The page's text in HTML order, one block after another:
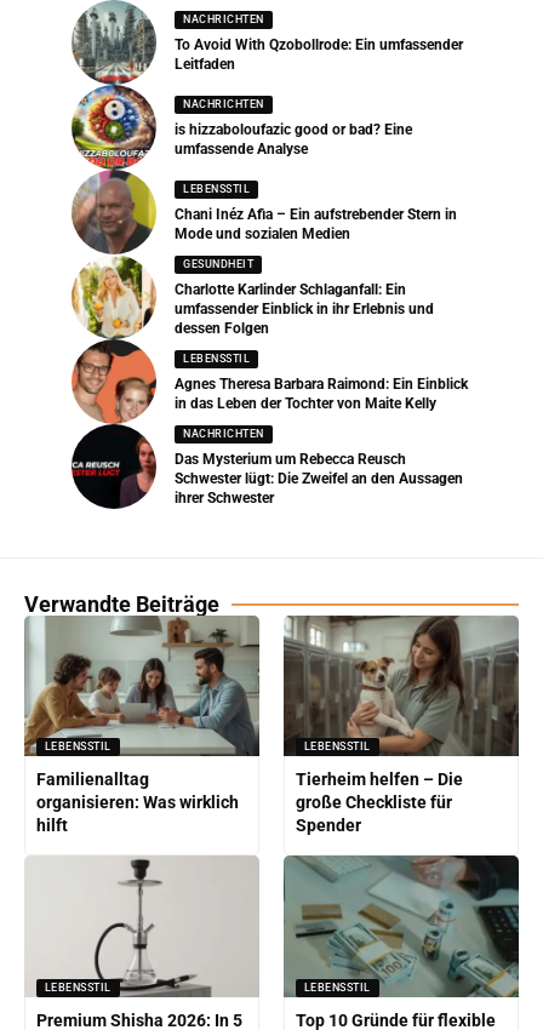
NACHRICHTEN
To Avoid With Qzobollrode: Ein umfassender
Leitfaden
NACHRICHTEN
is hizzaboloufazic good or bad? Eine
umfassende Analyse
LEBENSSTIL
Chani Inéz Afia – Ein aufstrebender Stern in
Mode und sozialen Medien
GESUNDHEIT
Charlotte Karlinder Schlaganfall: Ein
umfassender Einblick in ihr Erlebnis und
dessen Folgen
LEBENSSTIL
Agnes Theresa Barbara Raimond: Ein Einblick
in das Leben der Tochter von Maite Kelly
NACHRICHTEN
Das Mysterium um Rebecca Reusch
Schwester lügt: Die Zweifel an den Aussagen
ihrer Schwester
Verwandte Beiträge
LEBENSSTIL
Familienalltag
organisieren: Was wirklich
hilft
LEBENSSTIL
Tierheim helfen – Die
große Checkliste für
Spender
LEBENSSTIL
Premium Shisha 2026: In 5
LEBENSSTIL
Top 10 Gründe für flexible